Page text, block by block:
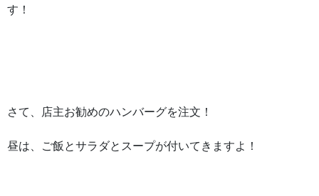
す！
さて、店主お勧めのハンバーグを注文！
昼は、ご飯とサラダとスープが付いてきますよ！